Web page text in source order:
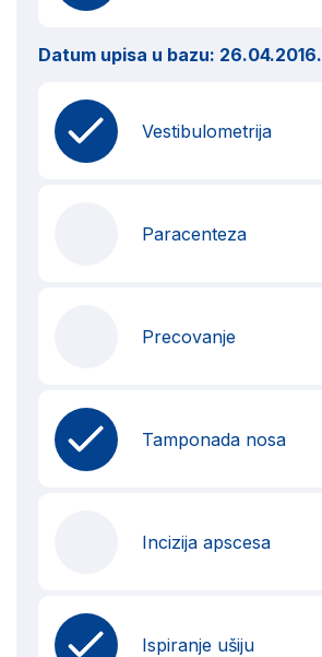
Datum upisa u bazu: 26.04.2016.
Vestibulometrija
Paracenteza
Precovanje
Tamponada nosa
Incizija apscesa
Ispiranje ušiju